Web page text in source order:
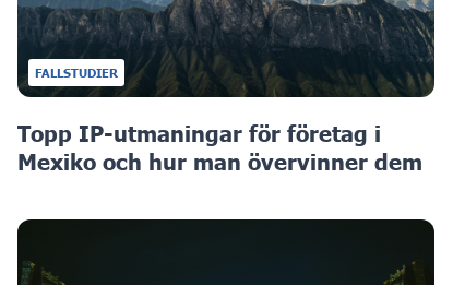
FALLSTUDIER
Topp IP-utmaningar för företag i
Mexiko och hur man övervinner dem